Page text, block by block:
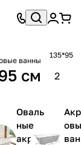
ванны
135*95
см 2
Оваль
ные
акрил